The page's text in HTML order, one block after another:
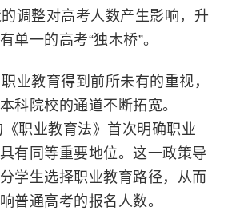
调整对高考人数产生影响，升
单一的高考“独木桥”。
业教育得到前所未有的重视，
科院校的通道不断拓宽。
职业教育法》首次明确职业
有同等重要地位。这一政策导
学生选择职业教育路径，从而
普通高考的报名人数。